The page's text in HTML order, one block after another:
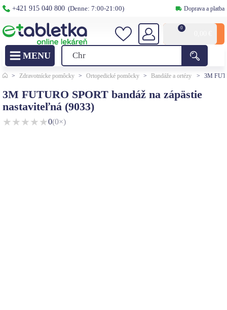
+421 915 040 800 (Denne: 7:00-21:00) Doprava a platba
0
> Zdravotnícke pomôcky > Ortopedické pomôcky > Bandáže a ortézy > 3M
3M FUTURO SPORT bandáž na zápästie
nastaviteľná (9033)
★★★★★0(0×)